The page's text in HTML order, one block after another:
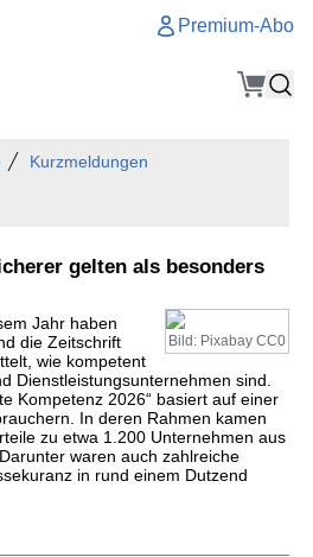
Premium-Abo
Kurzmeldungen
gelten als besonders
Bild: Pixabay CC0
Jahr haben
die Zeitschrift
wie kompetent
Dienstleistungsunternehmen sind.
Kompetenz 2026“ basiert auf einer
In deren Rahmen kamen
zu etwa 1.200 Unternehmen aus
waren auch zahlreiche
in rund einem Dutzend